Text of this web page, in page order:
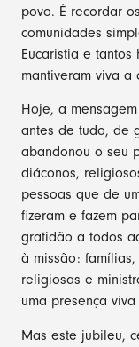
povo. É recordar
comunidades
Eucaristia e tantos
mantiveram viva
Hoje, a
antes de tudo, de
abandonou o seu
diáconos,
pessoas que de
fizeram e fazem
gratidão a todos
à missão:
religiosas e
uma presença
Mas este jubileu,